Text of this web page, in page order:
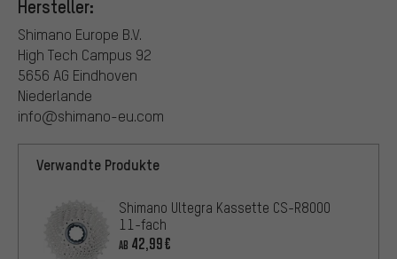
Hersteller:
Shimano Europe B.V.
High Tech Campus 92
5656 AG Eindhoven
Niederlande
info@shimano-eu.com
Verwandte Produkte
Shimano Ultegra Kassette CS-R8000
11-fach
AB 42,99€